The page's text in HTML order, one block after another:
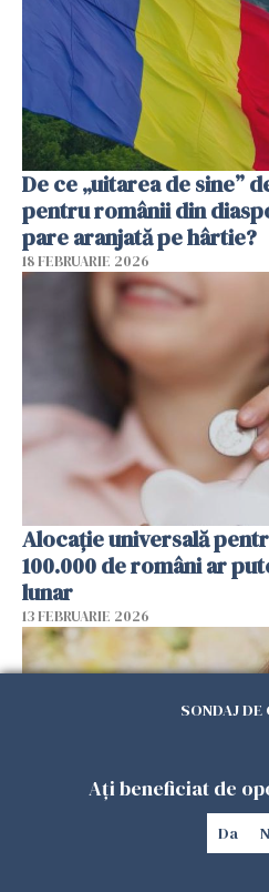
De ce „uitarea de sine”
pentru românii din
pare aranjată pe hârtie?
18 FEBRUARIE 2026
Alocație universală
100.000 de români ar
lunar
13 FEBRUARIE 2026
SONDAJ DE
Ați beneficiat de
Da